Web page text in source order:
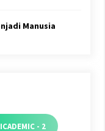
Manusia
- 2